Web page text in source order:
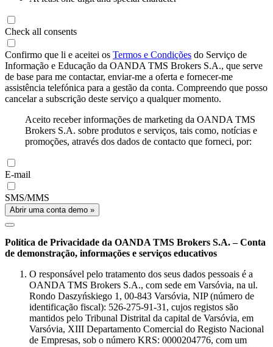
Check all consents
Confirmo que li e aceitei os Termos e Condições do Serviço de
Informação e Educação da OANDA TMS Brokers S.A., que serve
de base para me contactar, enviar-me a oferta e fornecer-me
assistência telefónica para a gestão da conta. Compreendo que posso
cancelar a subscrição deste serviço a qualquer momento.
Aceito receber informações de marketing da OANDA TMS
Brokers S.A. sobre produtos e serviços, tais como, notícias e
promoções, através dos dados de contacto que forneci, por:
E-mail
SMS/MMS
Abrir uma conta demo »
Política de Privacidade da OANDA TMS Brokers S.A. – Conta
de demonstração, informações e serviços educativos
O responsável pelo tratamento dos seus dados pessoais é a
OANDA TMS Brokers S.A., com sede em Varsóvia, na ul.
Rondo Daszyńskiego 1, 00-843 Varsóvia, NIP (número de
identificação fiscal): 526-275-91-31, cujos registos são
mantidos pelo Tribunal Distrital da capital de Varsóvia, em
Varsóvia, XIII Departamento Comercial do Registo Nacional
de Empresas, sob o número KRS: 0000204776, com um